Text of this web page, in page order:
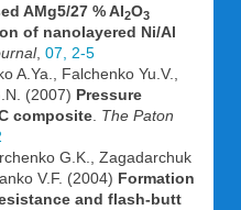
AMg5/27 % AI2O3
of nanolayered Ni/Al
, 07, 2-5
A.Ya., Falchenko Yu.V.,
(2007) Pressure
composite The Paton
G.K., Zagadarchuk
V.F. (2004) Formation
and flash-butt